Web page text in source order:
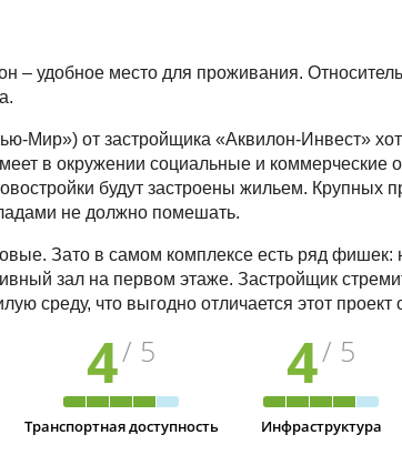
– удобное место для проживания.
Мир») от застройщика «Аквилон-Инвест»
в окружении социальные и коммерческие
будут застроены жильем. Крупных
не должно помешать.
Зато в самом комплексе есть ряд фишек:
зал на первом этаже. Застройщик
среду, что выгодно отличается этот проект
4/ 5
Транспортная доступность
4/ 5
Инфраструктура